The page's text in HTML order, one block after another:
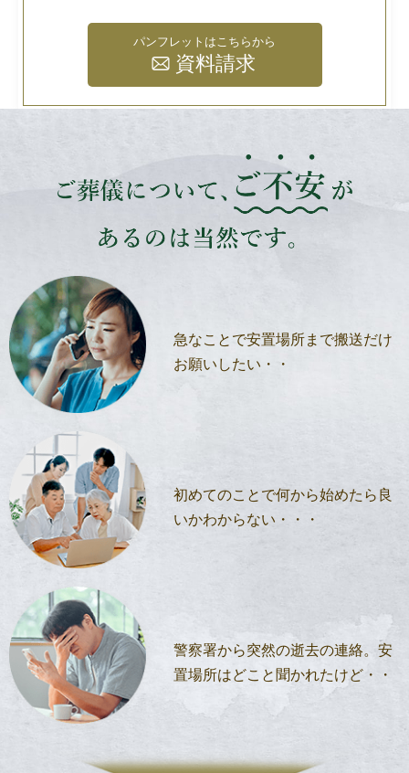
パンフレットはこちらから
資料請求
急なことで安置場所まで搬送だけ
お願い したい・・
初めてのことで何から始めたら良
いかわからない・・・
警察署から突然の逝去の連絡。 安
置場所はどこと 聞かれたけど・・